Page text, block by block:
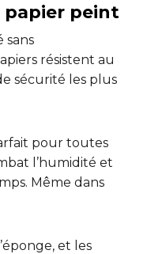
papier peint
sans
résistent au
sécurité les plus
pour toutes
l’humidité et
Même dans
et les